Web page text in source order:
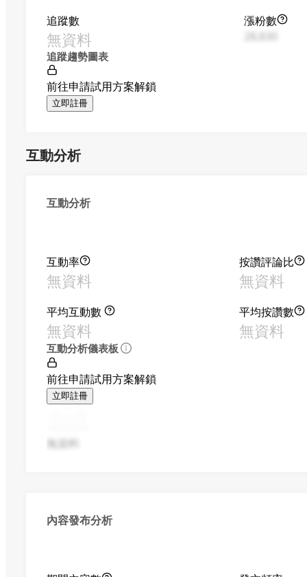
追蹤數
無資料
漲粉數
追蹤趨勢圖表
前往申請試用方案解鎖
立即註冊
互動分析
互動分析
互動率
無資料
按讚評論比
無資料
平均互動數
無資料
平均按讚數
無資料
互動分析儀表板
前往申請試用方案解鎖
立即註冊
無資料
內容發布分析